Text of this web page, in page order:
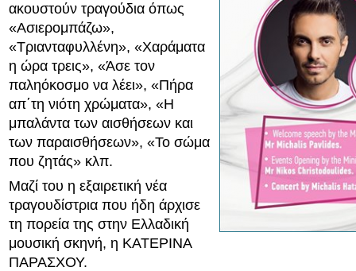
ακουστούν τραγούδια όπως
«Ασιερομπάζω»,
«Τριανταφυλλένη», «Χαράματα
η ώρα τρεις», «Άσε τον
παληόκοσμο να λέει», «Πήρα
απ΄τη νιότη χρώματα», «Η
μπαλάντα των αισθήσεων και
των παραισθήσεων», «Το σώμα
που ζητάς» κλπ.
Μαζί του η εξαιρετική νέα
τραγουδίστρια που ήδη άρχισε
τη πορεία της στην Ελλαδική
μουσική σκηνή, η ΚΑΤΕΡΙΝΑ
ΠΑΡΑΣΧΟΥ.